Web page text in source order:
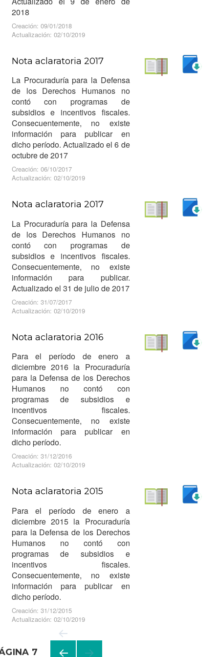
2018
Creación: 09/01/2018
Actualización: 02/10/2019
Nota aclaratoria 2017
La Procuraduría para la Defensa
de los Derechos Humanos no
contó con programas de
subsidios e incentivos fiscales.
Consecuentemente, no existe
información para publicar en
dicho período. Actualizado el 6 de
octubre de 2017
Creación: 06/10/2017
Actualización: 02/10/2019
Nota aclaratoria 2017
La Procuraduría para la Defensa
de los Derechos Humanos no
contó con programas de
subsidios e incentivos fiscales.
Consecuentemente, no existe
información para publicar.
Actualizado el 31 de julio de 2017
Creación: 31/07/2017
Actualización: 02/10/2019
Nota aclaratoria 2016
Para el período de enero a
diciembre 2016 la Procuraduría
para la Defensa de los Derechos
Humanos no contó con
programas de subsidios e
incentivos fiscales.
Consecuentemente, no existe
información para publicar en
dicho período.
Creación: 31/12/2016
Actualización: 02/10/2019
Nota aclaratoria 2015
Para el período de enero a
diciembre 2015 la Procuraduría
para la Defensa de los Derechos
Humanos no contó con
programas de subsidios e
incentivos fiscales.
Consecuentemente, no existe
información para publicar en
dicho período.
Creación: 31/12/2015
Actualización: 02/10/2019
7